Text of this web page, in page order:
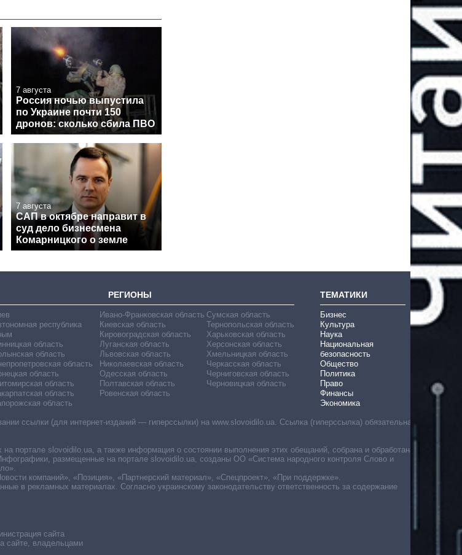
7 августа
Россия ночью выпустила
по Украине почти 150
дронов: сколько сбила ПВО
7 августа
САП в октябре направит в
суд дело бизнесмена
Комарницкого о земле
РЕГИОНЫ
республика
область
область
область
область
область
область
область
Ивано-Франковская область
Киевская область
Кировоградская область
Луганская область
Львовская область
Николаевская область
Одесская область
Полтавская область
Ровенская область
Сумская область
Тернопольская область
Харьковская область
Херсонская область
Хмельницкая область
Черкасская область
Черниговская область
Черновицкая область
ТЕМАТИКИ
Бизнес
Культура
Наука
Национальная
безопасность
Общество
Политика
Право
Финансы
Экономика
сайта
сайте, владельцами
ссылки (для интернет-изданий — гиперссылки) на www.slovoidilo.ua. Ссылка (гиперссылка) обязательна
портале slovoidilo.ua, а также информация о состоянии выполнения этих обещаний, собрана и обработана
размещенные на портале slovoidilo.ua, созданы ОО «Система народного контроля Слово и
компаний», «Позиция», «Партнерский материал», «Спецпроект», «При поддержке».
в рекламных материалах. Согласно украинскому законодательству ответственность за содержание